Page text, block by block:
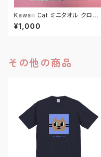
Kawaii Cat ミニタオル クロシ
ェ風
¥1,000
その他の商品